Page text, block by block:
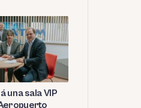
una sala VIP